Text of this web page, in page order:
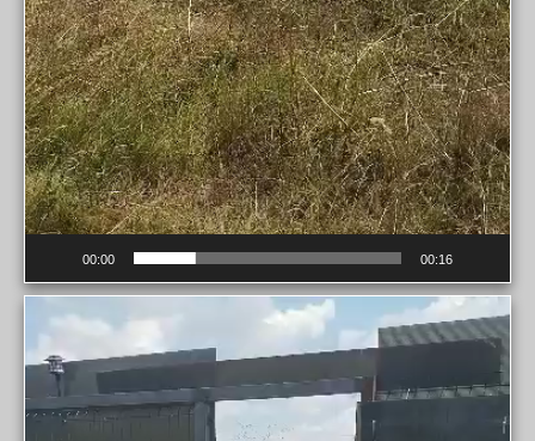
00:00 00:16